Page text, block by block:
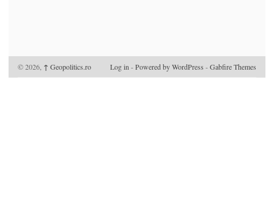
© 2026, ↑ Geopolitics.ro Log in-Powered by WordPress -Gabfire Themes